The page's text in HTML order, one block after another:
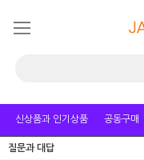
신상품과 인기상품 공동구매
질문과 대답